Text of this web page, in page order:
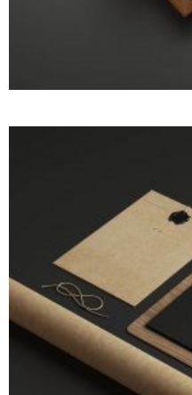
WIDE
3D